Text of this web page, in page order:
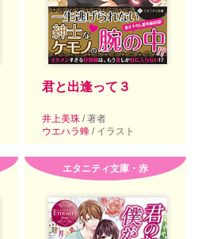
君と出逢って３
井上美珠 / 著者
ウエハラ蜂 / イラスト
エタニティ文庫・赤